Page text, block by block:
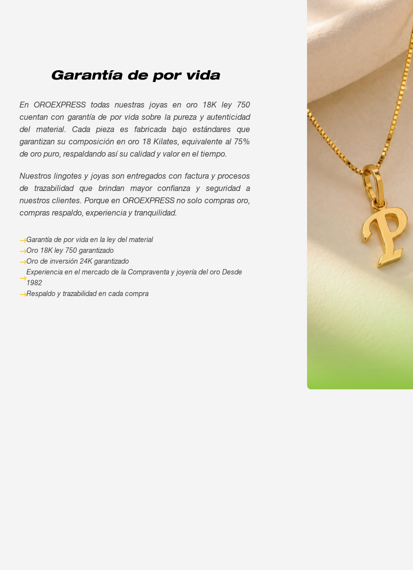
Garantía de por vida
En OROEXPRESS todas nuestras joyas en oro 18K ley 750
cuentan con garantía de por vida sobre la pureza y autenticidad
del material. Cada pieza es fabricada bajo estándares que
garantizan su composición en oro 18 Kilates, equivalente al 75%
de oro puro, respaldando así su calidad y valor en el tiempo.
Nuestros lingotes y joyas son entregados con factura y procesos
de trazabilidad que brindan mayor confianza y seguridad a
nuestros clientes. Porque en OROEXPRESS no solo compras oro,
compras respaldo, experiencia y tranquilidad.
Garantía de por vida en la ley del material
Oro 18K ley 750 garantizado
Oro de inversión 24K garantizado
Experiencia en el mercado de la Compraventa y joyería del oro Desde
1982
Respaldo y trazabilidad en cada compra